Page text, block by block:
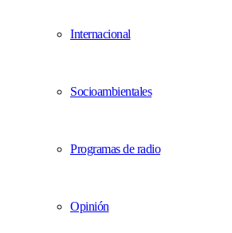
Internacional
Socioambientales
Programas de radio
Opinión